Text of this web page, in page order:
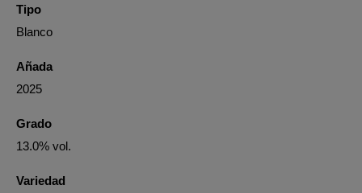
Tipo
Blanco
Añada
2025
Grado
13.0% vol.
Variedad